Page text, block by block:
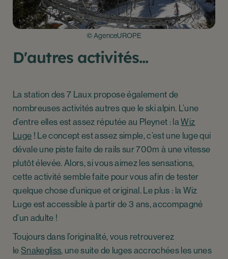
© AgenceUROPE
D'autres activités...
La station des 7 Laux propose également de
nombreuses activités autres que le ski alpin. L’une
d’entre elles est assez réputée au Pleynet : laWiz
Luge ! Le concept est assez simple, c’est une luge qui
dévale une piste faite de rails sur 700m à une vitesse
plutôt élevée. Alors, si vous aimez les sensations,
cette activité semble faite pour vous afin de tester
quelque chose d’unique et original. Le plus : la Wiz
Luge est accessible à partir de 3 ans, accompagné
d’un adulte !
Toujours dans l’originalité, vous retrouverez
leSnakegliss, une suite de luges accrochées les unes